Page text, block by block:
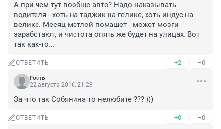
А при чем тут вообще авто? Надо наказывать
водителя - хоть на таджик на гелике, хоть индус на
велике. Месяц метлой помашет - может мозги
заработают, и чистота опять же будет на улицах. Вот
так как-то...
ОТВЕТИТЬ +2 –0
Гость
22 августа 2016, 21:28
За что так Собянина то нелюбите ??? )))
ОТВЕТИТЬ +0 –0